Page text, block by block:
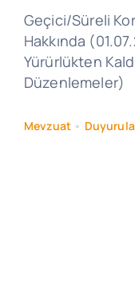
Geçici/Süreli
Hakkında
Yürürlükten
Düzenlemeler)
Mevzuat •